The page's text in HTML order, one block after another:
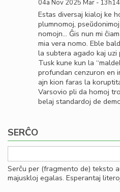
04a Nov 2025 Mar - 13h14
Estas diversaj kialoj ke
plumnomoj,
nomojn… Ĝis nun mi
mia vera nomo. Eble
la subtera agado kaj
Tusk kune kun la
profundan cenzuron en
ajn kion faras la
Varsovio pli da homoj
belaj standardoj de
SERĈO
Serĉu per (fragmento de) teksto
majuskloj egalas. Esperantaj